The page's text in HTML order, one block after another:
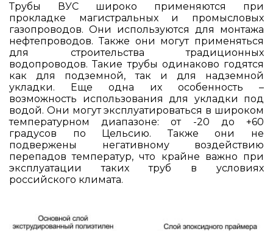
Трубы ВУС широко применяются при
прокладке магистральных и промысловых
газопроводов. Они используются для монтажа
нефтепроводов. Также они могут применяться
для строительства традиционных
водопроводов. Такие трубы одинаково годятся
как для подземной, так и для надземной
укладки. Еще одна их особенность –
возможность использования для укладки под
водой. Они могут эксплуатироваться в широком
температурном диапазоне: от -20 до +60
градусов по Цельсию. Также они не
подвержены негативному воздействию
перепадов температур, что крайне важно при
эксплуатации таких труб в условиях
российского климата.